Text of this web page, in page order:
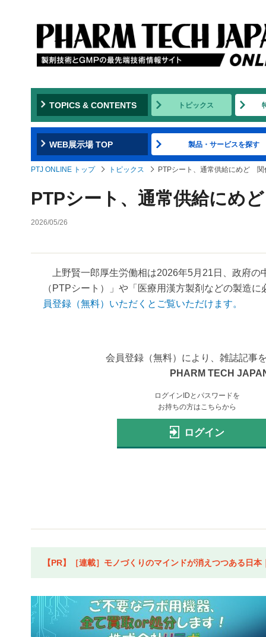
TOPICS & CONTENTS トピックス
WEB展示場 TOP 製品・サービスを探す
PTJ ONLINE トップ トピックス PTPシート、通常供給にめど 関
PTPシート、通常供給にめ
2026/05/26
上野賢一郎厚生労働相は2026年5月21日、政府の
（PTPシート）」や「医療用漢方製剤などの製造
員登録（無料）いただくとご覧いただけます。
会員登録（無料）により、雑誌記事
PHARM TECH
ログインIDとパスワードを
お持ちの方はこちらから
ログイン
【PR】［連載］モノづくりのマインドが消えつつある日